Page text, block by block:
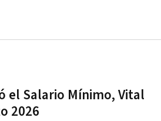
el Salario Mínimo, Vital
2026